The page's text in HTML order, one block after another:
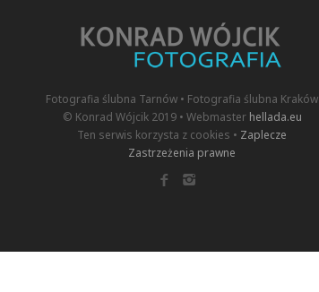
Fotografia ślubna Tarnów • Fotografia ślubna Kraków
© Konrad Wójcik 2019 • Webmaster hellada.eu
Ten serwis korzysta z cookies • Zaplecze
Zastrzeżenia prawne